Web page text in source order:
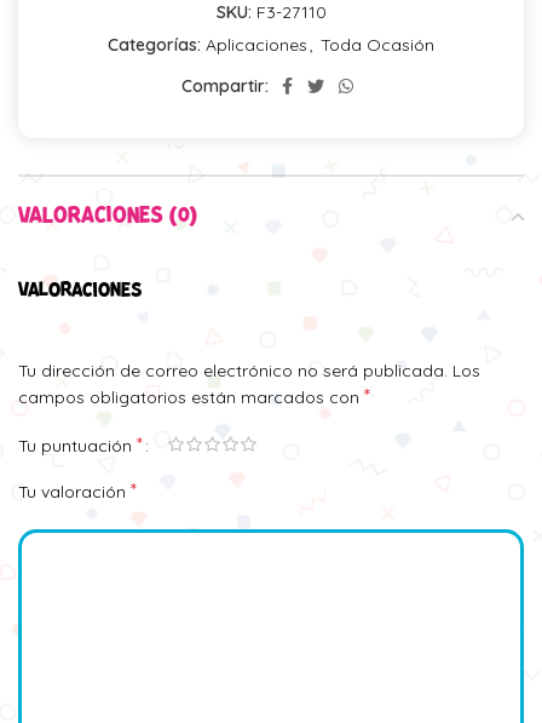
SKU: F3-27110
Categorías: Aplicaciones, Toda Ocasión
Compartir:
VALORACIONES (0)
VALORACIONES
Tu dirección de correo electrónico no será publicada. Los
campos obligatorios están marcados con *
Tu puntuación *
Tu valoración *